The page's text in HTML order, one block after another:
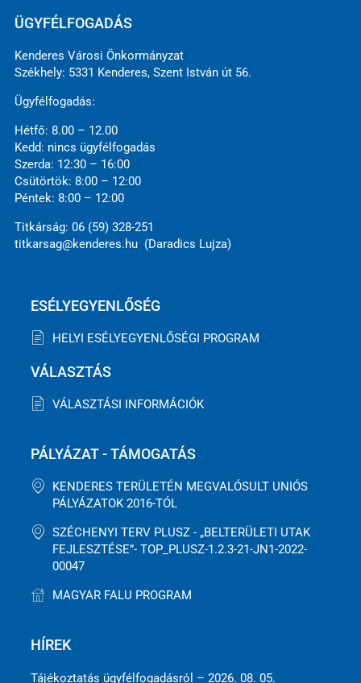
ÜGYFÉLFOGADÁS
Kenderes Városi Önkormányzat
Székhely: 5331 Kenderes, Szent István út 56.
Ügyfélfogadás:
Hétfő: 8.00 – 12.00
Kedd: nincs ügyfélfogadás
Szerda: 12:30 – 16:00
Csütörtök: 8:00 – 12:00
Péntek: 8:00 – 12:00
Titkárság: 06 (59) 328-251
titkarsag@kenderes.hu (Daradics Lujza)
ESÉLYEGYENLŐSÉG
HELYI ESÉLYEGYENLŐSÉGI PROGRAM
VÁLASZTÁS
VÁLASZTÁSI INFORMÁCIÓK
PÁLYÁZAT - TÁMOGATÁS
KENDERES TERÜLETÉN MEGVALÓSULT UNIÓS
PÁLYÁZATOK 2016-TÓL
SZÉCHENYI TERV PLUSZ - „BELTERÜLETI UTAK
FEJLESZTÉSE”- TOP_PLUSZ-1.2.3-21-JN1-2022-
00047
MAGYAR FALU PROGRAM
HÍREK
Tájékoztatás ügyfélfogadásról – 2026. 08. 05.